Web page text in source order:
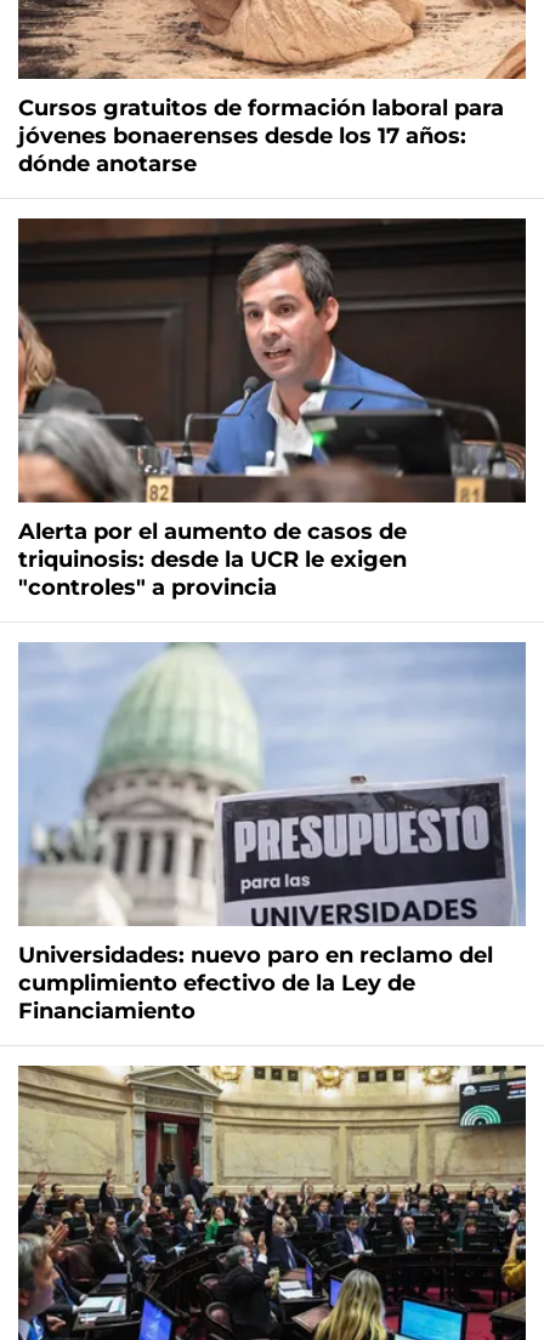
Cursos gratuitos de formación laboral para
jóvenes bonaerenses desde los 17 años:
dónde anotarse
Alerta por el aumento de casos de
triquinosis: desde la UCR le exigen
"controles" a provincia
Universidades: nuevo paro en reclamo del
cumplimiento efectivo de la Ley de
Financiamiento